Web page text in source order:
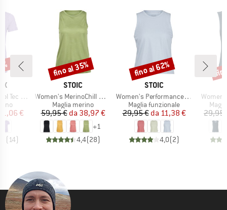
T-Shirt
ridotto
€
(14)
MARCHIO
STOIC
Articolo
Women's MerinoChill MMXX. Göteborg Tank
Gruppo di prodotti
Maglia merino
Prezzo
59,95 € Prezzo ridotto
da 38,97 €
+1
4,4(28)
Sconto
fino al 35%
MARCHIO
STOIC
Articolo
Women's PerformanceMerino BorgholmSt. Tank
Gruppo di prodotti
Maglia funzionale
Prezzo
29,95 € Prezzo ridotto
da 11,38 €
4,0(2)
Sconto
fino al 62%
Articolo
29,95